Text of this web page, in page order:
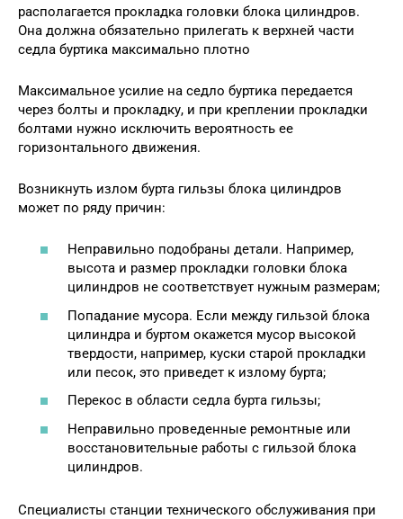
располагается прокладка головки блока цилиндров.
Она должна обязательно прилегать к верхней части
седла буртика максимально плотно
Максимальное усилие на седло буртика передается
через болты и прокладку, и при креплении прокладки
болтами нужно исключить вероятность ее
горизонтального движения.
Возникнуть излом бурта гильзы блока цилиндров
может по ряду причин:
Неправильно подобраны детали. Например,
высота и размер прокладки головки блока
цилиндров не соответствует нужным размерам;
Попадание мусора. Если между гильзой блока
цилиндра и буртом окажется мусор высокой
твердости, например, куски старой прокладки
или песок, это приведет к излому бурта;
Перекос в области седла бурта гильзы;
Неправильно проведенные ремонтные или
восстановительные работы с гильзой блока
цилиндров.
Специалисты станции технического обслуживания при